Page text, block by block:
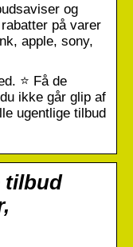
og
på varer
apple, sony,
⭐ Få de
ikke går glip af
ugentlige tilbud
tilbud